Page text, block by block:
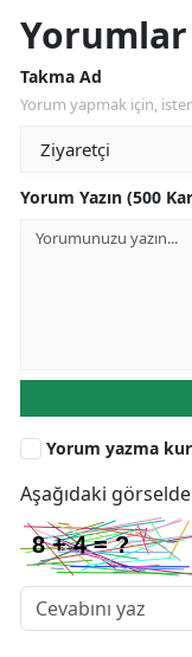
Yorumlar
Takma Ad
Yorum yapmak için,
Yorum Yazın (500
Yorum yazma
Aşağıdaki